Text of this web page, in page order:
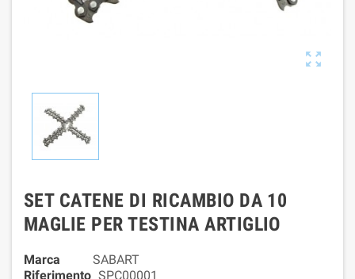

SET CATENE DI RICAMBIO DA 10
MAGLIE PER TESTINA ARTIGLIO
Marca
SABART
Riferimento SPC00001